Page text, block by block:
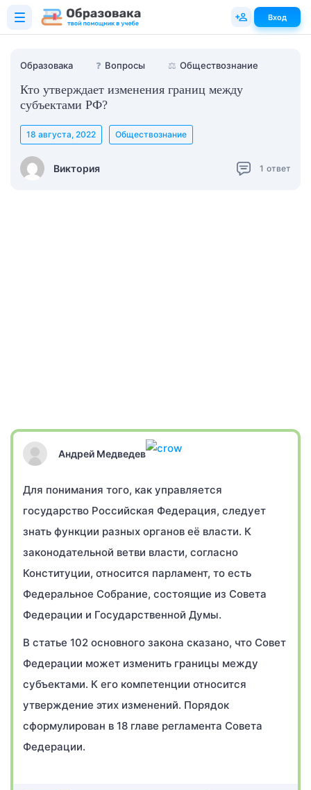
Образовака ❓ Вопросы ⚖️ Обществознание
Кто утверждает изменения границ между
субъектами РФ?
Виктория
18 августа, 2022 Обществознание
1 ответ
Андрей Медведев
Для понимания того, как управляется
государство Российская Федерация, следует
знать функции разных органов её власти. К
законодательной ветви власти, согласно
Конституции, относится парламент, то есть
Федеральное Собрание, состоящие из Совета
Федерации и Государственной Думы.
В статье 102 основного закона сказано, что Совет
Федерации может изменить границы между
субъектами. К его компетенции относится
утверждение этих изменений. Порядок
сформулирован в 18 главе регламента Совета
Федерации.
Вход